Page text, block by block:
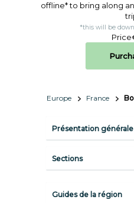
offline* to bring along
*this will be
Price
Europe France
Présentation générale
Sections
Guides de la région